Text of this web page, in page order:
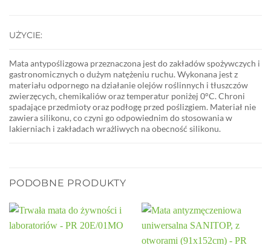
UŻYCIE:
Mata antypoślizgowa przeznaczona jest do zakładów spożywczych i
gastronomicznych o dużym natężeniu ruchu. Wykonana jest z
materiału odpornego na działanie olejów roślinnych i tłuszczów
zwierzęcych, chemikaliów oraz temperatur poniżej 0°C. Chroni
spadające przedmioty oraz podłogę przed poślizgiem. Materiał nie
zawiera silikonu, co czyni go odpowiednim do stosowania w
lakierniach i zakładach wrażliwych na obecność silikonu.
PODOBNE PRODUKTY